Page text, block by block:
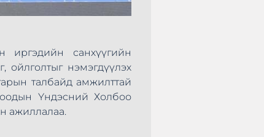
иргэдийн санхүүгийн
ойлголтыг нэмэгдүүлэх
талбайд амжилттай
Үндэсний Холбоо
ажиллалаа.